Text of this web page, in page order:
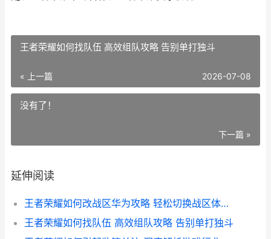
王者荣耀如何找队伍 高效组队攻略 告别单打独斗
« 上一篇 2026-07-08
没有了！
下一篇 »
延伸阅读
王者荣耀如何改战区华为攻略 轻松切换战区体验 攻略详解
王者荣耀如何找队伍 高效组队攻略 告别单打独斗